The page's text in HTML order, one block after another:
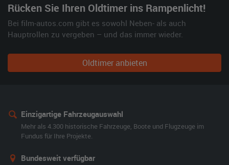
Rücken Sie Ihren Oldtimer ins Rampenlicht!
Bei film-autos.com gibt es sowohl Neben- als auch
Hauptrollen zu vergeben – und das immer wieder.
Oldtimer anbieten
Einzigartige Fahrzeugauswahl
Mehr als 4.300 historische Fahrzeuge, Boote und Flugzeuge im
Fundus für Ihre Projekte.
Bundesweit verfügbar